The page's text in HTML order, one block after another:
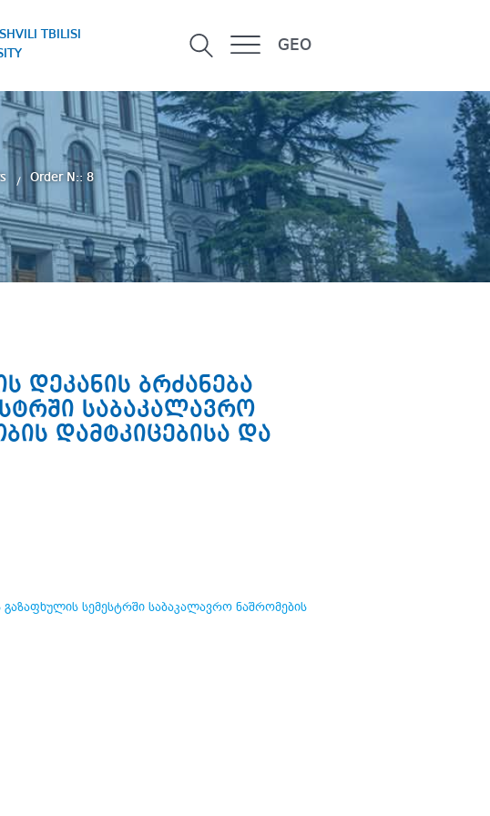
TBILISI
GEO
Order N:: 8
დეკანის ბრძანება
საბაკალავრო
დამტკიცებისა და
სემესტრში საბაკალავრო ნაშრომების